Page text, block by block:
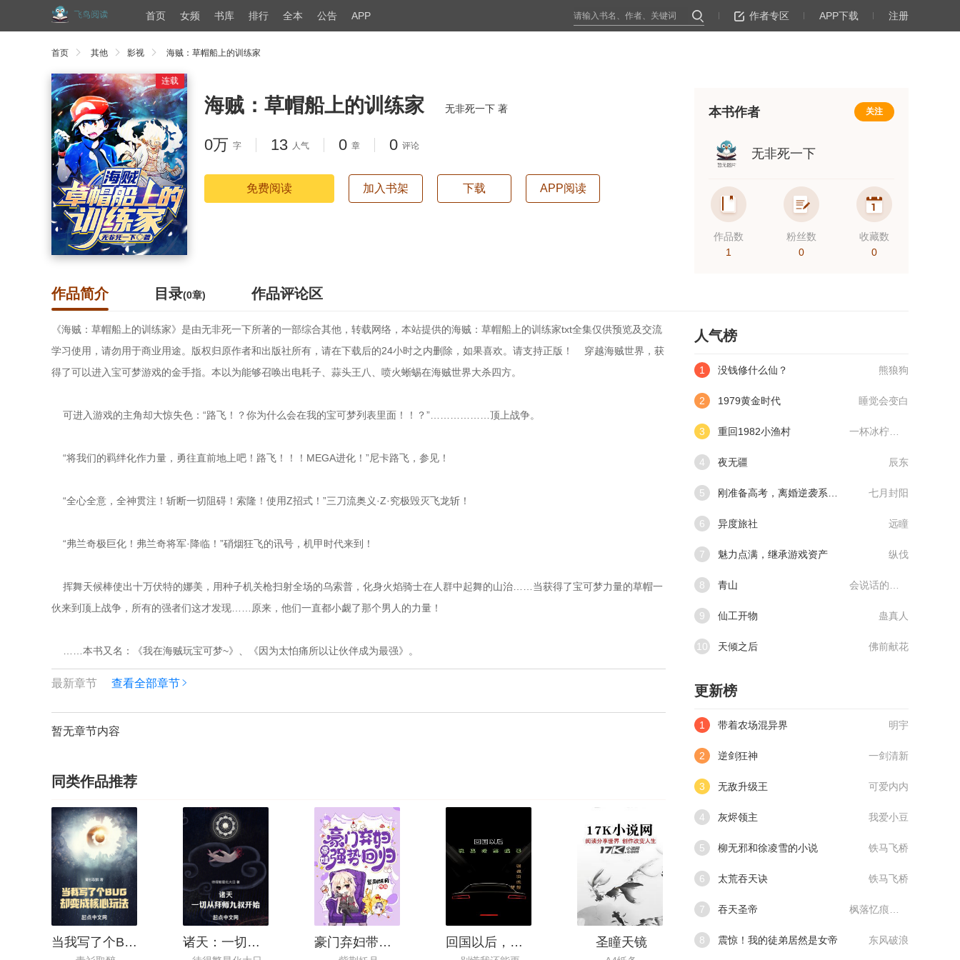
首页 女频 书库 排行 全本 公告 APP 作者专区 APP下载 注册
首页 其他 影视 海贼：草帽船上的训练家
连载
海贼：草帽船上的训练家 无非死一下 著
0万 字 13 人气 0 章 0 评论
免费阅读 加入书架 下载 APP阅读
作品简介 目录(0章) 作品评论区
本书作者 关注
无非死一下
作品数
1
粉丝数
0
收藏数
0
《海贼：草帽船上的训练家》是由无非死一下所著的一部综合其他，转载网络，本站提供的海贼：草帽船上的训练家txt全集仅供预览及交流
学习使用，请勿用于商业用途。版权归原作者和出版社所有，请在下载后的24小时之内删除，如果喜欢。请支持正版！    穿越海贼世界，获
得了可以进入宝可梦游戏的金手指。本以为能够召唤出电耗子、蒜头王八、喷火蜥蜴在海贼世界大杀四方。
可进入游戏的主角却大惊失色：“路飞！？你为什么会在我的宝可梦列表里面！！？”………………顶上战争。
“将我们的羁绊化作力量，勇往直前地上吧！路飞！！！MEGA进化！”尼卡路飞，参见！
“全心全意，全神贯注！斩断一切阻碍！索隆！使用Z招式！”三刀流奥义·Z·究极毁灭飞龙斩！
“弗兰奇极巨化！弗兰奇将军·降临！”硝烟狂飞的讯号，机甲时代来到！
挥舞天候棒使出十万伏特的娜美，用种子机关枪扫射全场的乌索普，化身火焰骑士在人群中起舞的山治……当获得了宝可梦力量的草帽一
伙来到顶上战争，所有的强者们这才发现……原来，他们一直都小觑了那个男人的力量！
……本书又名：《我在海贼玩宝可梦~》、《因为太怕痛所以让伙伴成为最强》。
最新章节 查看全部章节
暂无章节内容
同类作品推荐
当我写了个BUG却变成核心玩法 诸天：一切从拜师九叔开始！ 豪门弃妇带娃强势回归 回国以后，我真没想搞事 圣瞳天镜
人气榜
1 没钱修什么仙？ 熊狼狗
2 1979黄金时代 睡觉会变白
3 重回1982小渔村
4 夜无疆 辰东
5 七月封阳
6 异度旅社 远瞳
7 魅力点满，继承游戏资产 纵伐
8 青山
9 仙工开物 蛊真人
10 天倾之后 佛前献花
更新榜
1 带着农场混异界 明宇
2 逆剑狂神 一剑清新
3 无敌升级王 可爱内内
4 灰烬领主 我爱小豆
5 柳无邪和徐凌雪的小说 铁马飞桥
6 太荒吞天诀 铁马飞桥
7 吞天圣帝
8 震惊！我的徒弟居然是女帝 东风破浪